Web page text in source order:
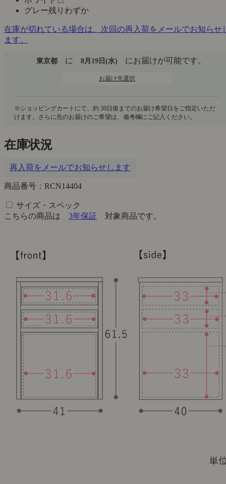
グレー残りわずか
在庫が切れている場合は、次回の再入荷をメールでお知らせ
ます。
東京都 に 8月19日(水) にお届けが可能です。
お届け先選択
在庫状況
再入荷をメールでお知らせします
商品番号：RCN14404
サイズ・スペック
こちらの商品は 3年保証 対象商品です。